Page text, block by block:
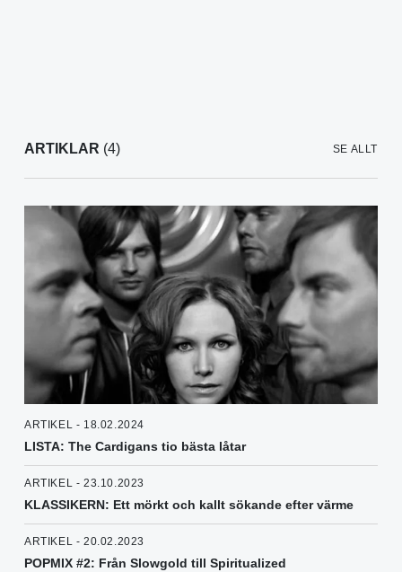
ARTIKLAR (4) SE ALLT
ARTIKEL - 18.02.2024
LISTA: The Cardigans tio bästa låtar
ARTIKEL - 23.10.2023
KLASSIKERN: Ett mörkt och kallt sökande efter värme
ARTIKEL - 20.02.2023
POPMIX #2: Från Slowgold till Spiritualized